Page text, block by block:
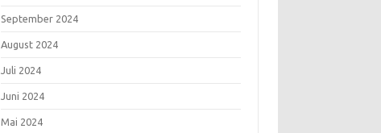
September 2024
August 2024
Juli 2024
Juni 2024
Mai 2024